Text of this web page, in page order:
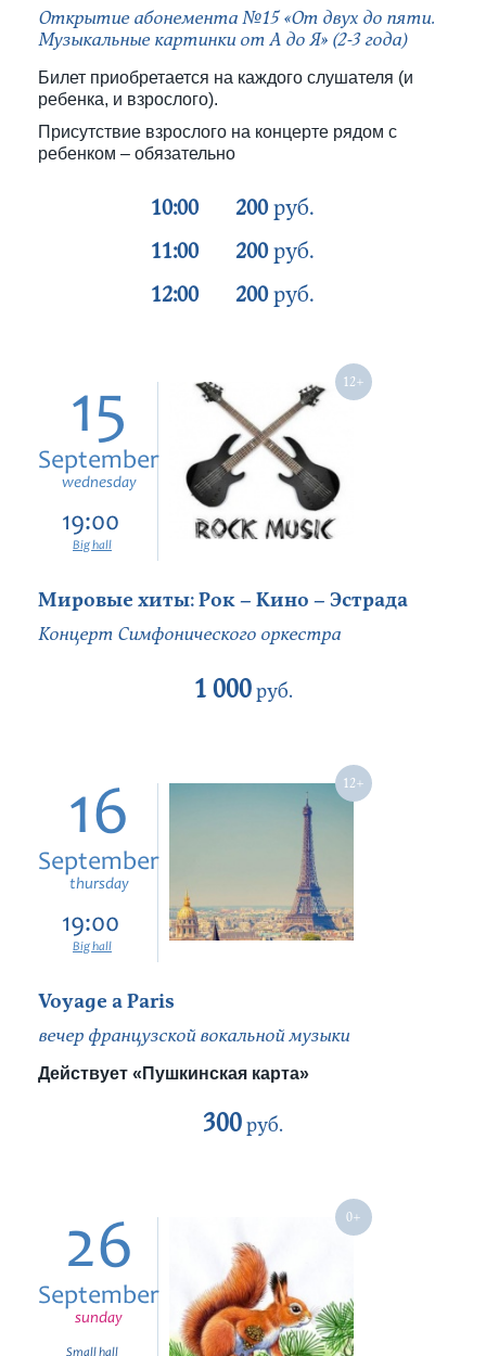
Открытие абонемента №15 «От двух до пяти.
Музыкальные картинки от А до Я» (2-3 года)
Билет приобретается на каждого слушателя (и
ребенка, и взрослого).
Присутствие взрослого на концерте рядом с
ребенком – обязательно
10:00 200руб.
11:00
200руб.
12:00
200руб.
15
September
wednesday
19:00
Big hall
Мировые хиты: Рок – Кино – Эстрада
Концерт Симфонического оркестра
1 000руб.
16
September
thursday
19:00
Big hall
Voyage a Paris
вечер французской вокальной музыки
Действует «Пушкинская карта»
300руб.
26
September
sunday
Small hall